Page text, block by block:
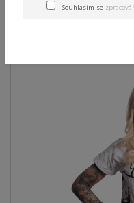
Urban T-
Souhlasím se